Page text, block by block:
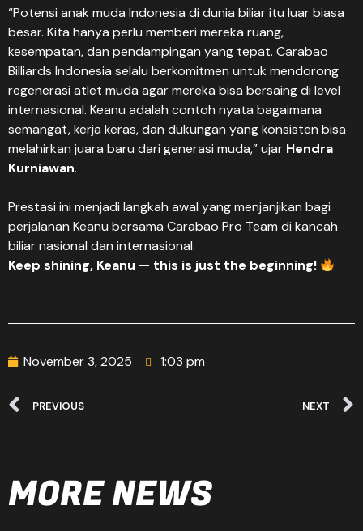
“Potensi anak muda Indonesia di dunia biliar itu luar biasa
besar. Kita hanya perlu memberi mereka ruang,
kesempatan, dan pendampingan yang tepat. Carabao
Billiards Indonesia selalu berkomitmen untuk mendorong
regenerasi atlet muda agar mereka bisa bersaing di level
internasional. Keanu adalah contoh nyata bagaimana
semangat, kerja keras, dan dukungan yang konsisten bisa
melahirkan juara baru dari generasi muda,” ujar Hendra
Kurniawan.
Prestasi ini menjadi langkah awal yang menjanjikan bagi
perjalanan Keanu bersama Carabao Pro Team di kancah
biliar nasional dan internasional.
Keep shining, Keanu — this is just the beginning!
November 3, 2025 1:03 pm
PREVIOUS NEXT
MORE NEWS